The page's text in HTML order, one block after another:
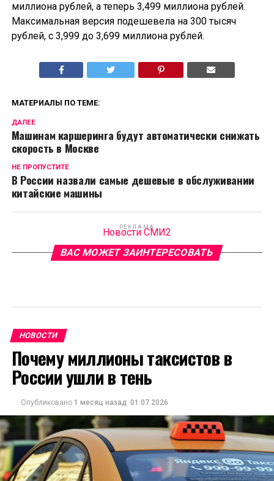
миллиона рублей, а теперь 3,499 миллиона рублей.
Максимальная версия подешевела на 300 тысяч
рублей, с 3,999 до 3,699 миллиона рублей.
МАТЕРИАЛЫ ПО ТЕМЕ:
ДАЛЕЕ
Машинам каршеринга будут автоматически снижать
скорость в Москве
НЕ ПРОПУСТИТЕ
В России назвали самые дешевые в обслуживании
китайские машины
РЕКЛАМА
Новости СМИ2
ВАС МОЖЕТ ЗАИНТЕРЕСОВАТЬ
НОВОСТИ
Почему миллионы таксистов в
России ушли в тень
Опубликовано 1 месяц назад 01.07.2026